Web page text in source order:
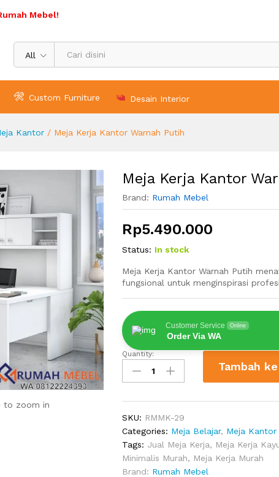
Mebel!
All
Custom Furniture Desain Interior
Kantor / Meja Kerja Kantor Warnah Putih
to zoom in
Meja Kerja Kantor
Brand: Rumah Mebel
Rp5.490.000
Status: In stock
Meja Kerja Kantor Warnah Putih
fungsional untuk menginspirasi
Customer Service Online
Order Via WA
Meja
Kerja
Kantor
quantity
Quantity:
Tambah
SKU: RMMK-29
Categories: Meja Belajar, Meja Kantor
Tags: Jual Meja Kerja, Meja Kerja
Minimalis Murah, Meja Kerja Murah
Brand: Rumah Mebel
Putih